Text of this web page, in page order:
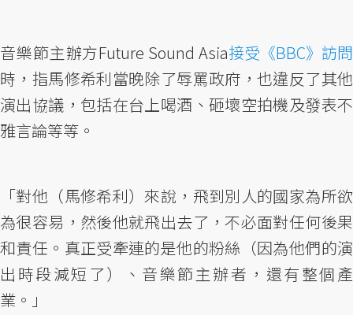
音樂節主辦方Future Sound Asia接受《BBC》訪問
時，指馬修希利當晚除了辱罵政府，也違反了其他
演出協議，包括在台上喝酒、砸壞空拍機及發表不
雅言論等等。
「對他（馬修希利）來說，飛到別人的國家為所欲
為很容易，然後他就飛出去了，不必面對任何後果
和責任。真正受牽連的是他的粉絲（因為他們的演
出時段減短了）、音樂節主辦者，還有整個產
業。」